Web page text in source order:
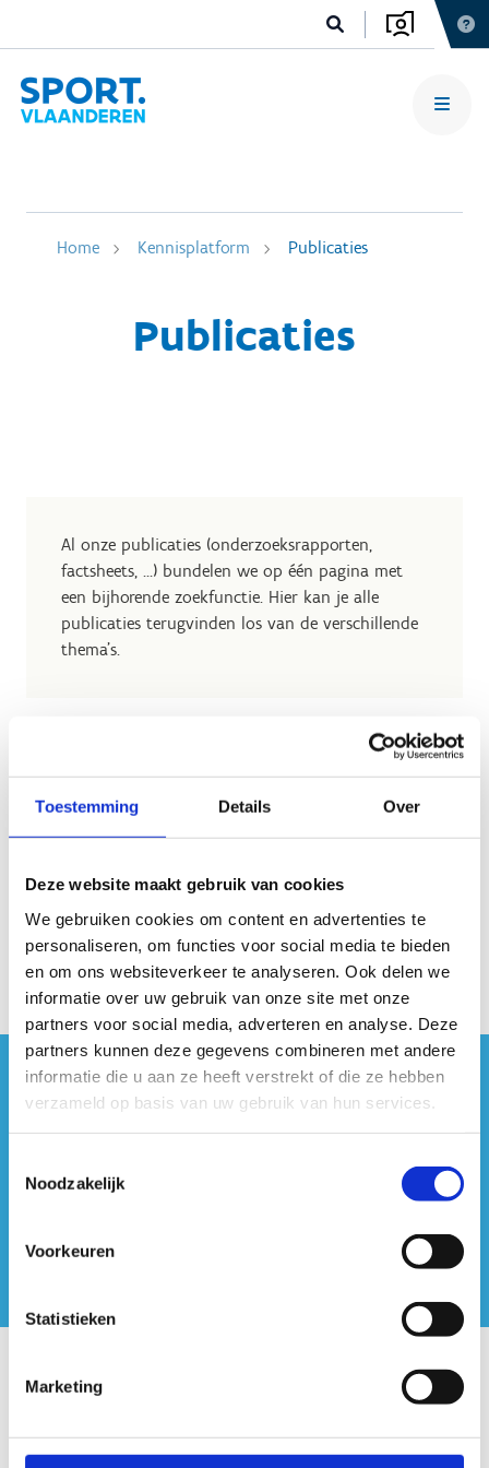
Toestemming Details Over
Deze website maakt gebruik van cookies
We gebruiken cookies om content en advertenties te
personaliseren, om functies voor social media te bieden
en om ons websiteverkeer te analyseren. Ook delen we
informatie over uw gebruik van onze site met onze
partners voor social media, adverteren en analyse. Deze
partners kunnen deze gegevens combineren met andere
informatie die u aan ze heeft verstrekt of die ze hebben
verzameld op basis van uw gebruik van hun services.
Noodzakelijk
Voorkeuren
Statistieken
Marketing
Home Kennisplatform Publicaties
Publicaties
Al onze publicaties (onderzoeksrapporten,
factsheets, …) bundelen we op één pagina met
een bijhorende zoekfunctie. Hier kan je alle
publicaties terugvinden los van de verschillende
thema's.
Geen fiches gevonden.
#sportersbelevenmeer
Onze centra
Sport Vlaanderen Hoofdzetel